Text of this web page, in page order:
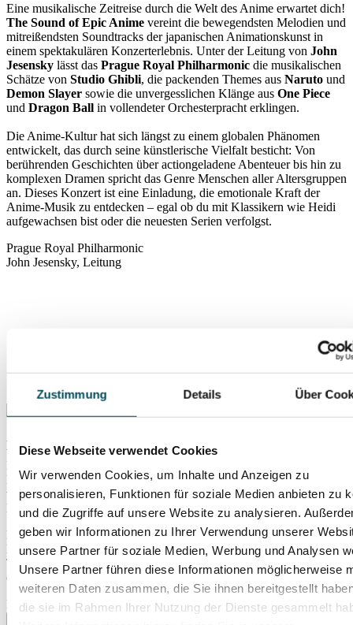
Zustimmung Details Über
Diese Webseite verwendet Cookies
Wir verwenden Cookies, um Inhalte und Anzeigen zu
personalisieren, Funktionen für soziale Medien anbieten zu
und die Zugriffe auf unsere Website zu analysieren.
geben wir Informationen zu Ihrer Verwendung unserer
unsere Partner für soziale Medien, Werbung und Analysen
Unsere Partner führen diese Informationen möglicherweise
weiteren Daten zusammen, die Sie ihnen bereitgestellt
die sie im Rahmen Ihrer Nutzung der Dienste gesammelt
Eine musikalische Zeitreise durch die Welt des Anime erwartet dich!
The Sound of Epic Anime vereint die bewegendsten Melodien und
mitreißendsten Soundtracks der japanischen Animationskunst in
einem spektakulären Konzerterlebnis. Unter der Leitung von John
Jesensky lässt das Prague Royal Philharmonic die musikalischen
Schätze von Studio Ghibli, die packenden Themes aus Naruto und
Demon Slayer sowie die unvergesslichen Klänge aus One Piece
und Dragon Ball in vollendeter Orchesterpracht erklingen.
Die Anime-Kultur hat sich längst zu einem globalen Phänomen
entwickelt, das durch seine künstlerische Vielfalt besticht: Von
berührenden Geschichten über actiongeladene Abenteuer bis hin zu
komplexen Dramen spricht das Genre Menschen aller Altersgruppen
an. Dieses Konzert ist eine Einladung, die emotionale Kraft der
Anime-Musik zu entdecken – egal ob du mit Klassikern wie Heidi
aufgewachsen bist oder die neuesten Serien verfolgst.
Prague Royal Philharmonic
John Jesensky, Leitung
wiedergegeben. Dabei werden personenbezogene Daten wie z.B.
Ihre IP-Adresse an den Anbieter übermittelt. Der externe Anbieter
kann diese auch dazu verwenden, Ihr Nutzungsverhalten mithilfe
von Cookies oder anderen Tracking-Technologien zu
Marktforschungs- und Marketingzwecken zu analysieren.
Die Übermittlung Ihrer Daten an den externen Anbieter wird so
lange verhindert, bis Sie aktiv auf diesen Hinweis klicken.
Technisch gesehen wird der Inhalt erst nach dem Klick
eingebunden.
Inhalt von YouTube erlauben